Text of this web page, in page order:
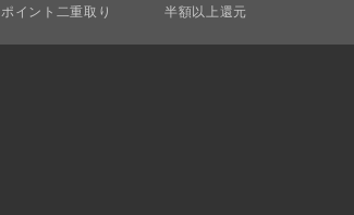
ポイント二重取り 半額以上還元